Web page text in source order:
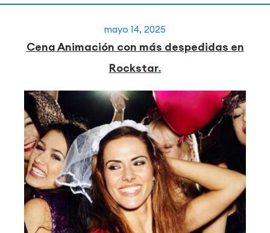
mayo 14, 2025
Cena Animación con más despedidas en
Rockstar